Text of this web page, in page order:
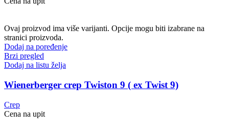
Ovaj proizvod ima više varijanti. Opcije mogu biti izabrane na
stranici proizvoda.
Dodaj na poređenje
Brzi pregled
Dodaj na listu želja
Wienerberger crep Twiston 9 ( ex Twist 9)
Crep
Cena na upit